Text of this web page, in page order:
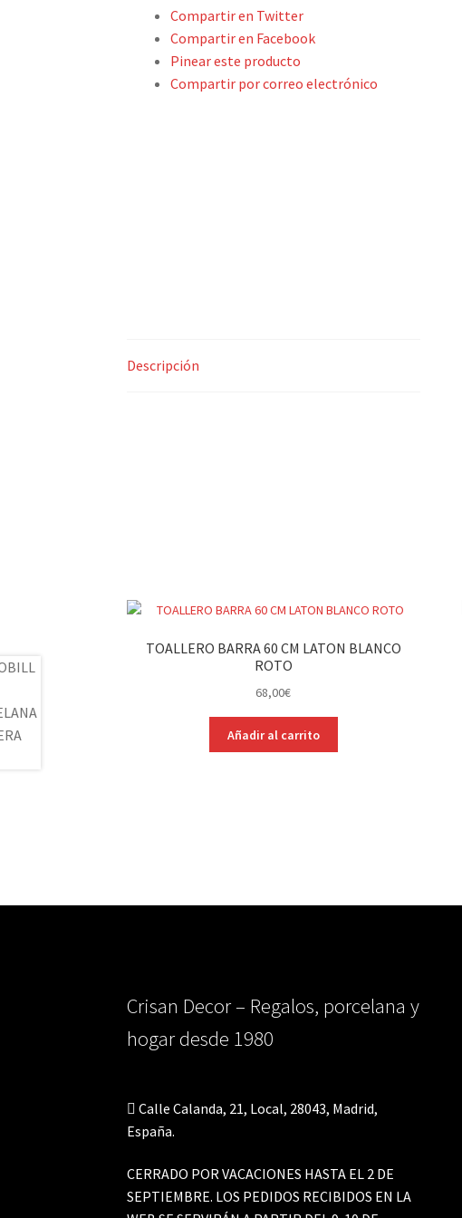
Compartir en Twitter
Compartir en Facebook
Pinear este producto
Compartir por correo electrónico
Descripción
TOALLERO BARRA 60 CM LATON BLANCO
ROTO
68,00€
Añadir al carrito
Crisan Decor – Regalos, porcelana y
hogar desde 1980
Calle Calanda, 21, Local, 28043, Madrid,
España.
CERRADO POR VACACIONES HASTA EL 2 DE
SEPTIEMBRE. LOS PEDIDOS RECIBIDOS EN LA